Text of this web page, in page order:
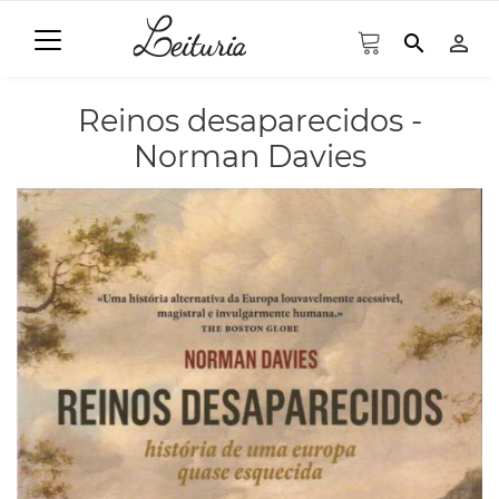
search person_outline
Reinos desaparecidos -
Norman Davies